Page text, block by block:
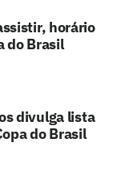
horário
do Brasil
divulga lista
do Brasil